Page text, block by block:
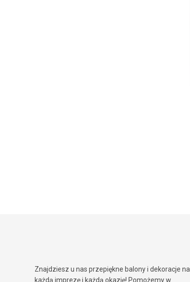
Znajdziesz u nas przepiękne balony i dekoracje na
każdą imprezę i każdą okazję! Pomożemy w